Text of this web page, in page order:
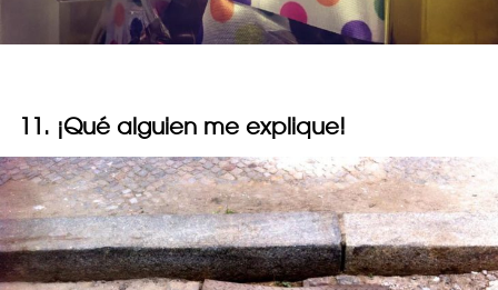
11. ¡Qué alguien me explique!